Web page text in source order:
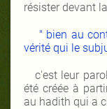
résister devant
" bien au
vérité qui le
c'est leur
été créée à
au hadith qui a